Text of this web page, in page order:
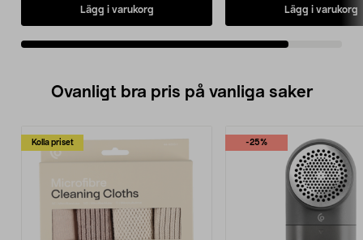
Lägg i varukorg Lägg i varukorg
Ovanligt bra pris på vanliga saker
Kolla priset -25%